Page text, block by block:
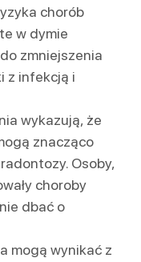
chorób
w dymie
zmniejszenia
z infekcją i
wykazują, że
znacząco
Osoby,
choroby
dbać o
mogą wynikać z